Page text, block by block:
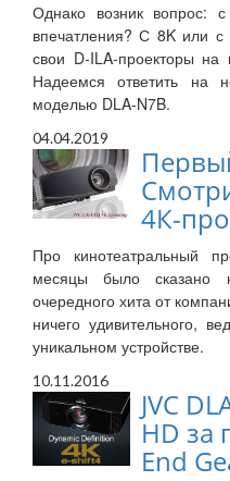
Однако возник вопрос:
впечатления? С 8K или с
свои D-ILA-проекторы на
Надеемся ответить на
моделью DLA-N7B.
04.04.2019
4К-
Про кинотеатральный
месяцы было сказано
очередного хита от
ничего удивительного,
уникальном устройстве.
10.11.2016
JVC
HD за
End